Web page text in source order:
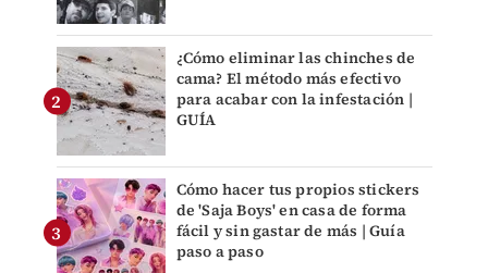
¿Cómo eliminar las chinches de
cama? El método más efectivo
para acabar con la infestación |
GUÍA
Cómo hacer tus propios stickers
de 'Saja Boys' en casa de forma
fácil y sin gastar de más | Guía
paso a paso